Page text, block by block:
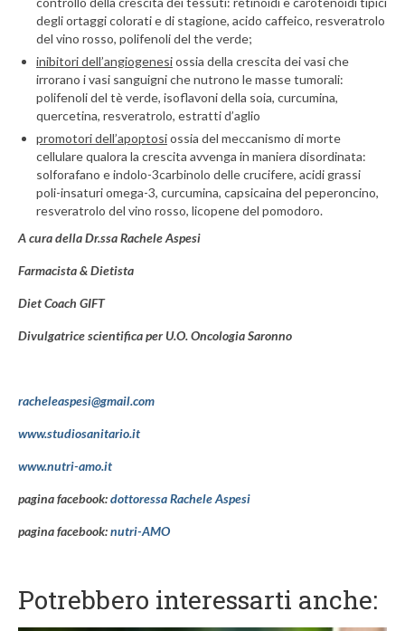
degli ortaggi colorati e di stagione, acido caffeico, resveratrolo
del vino rosso, polifenoli del the verde;
inibitori dell’angiogenesiossia della crescita dei vasi che
irrorano i vasi sanguigni che nutrono le masse tumorali:
polifenoli del tè verde, isoflavoni della soia, curcumina,
quercetina, resveratrolo, estratti d’aglio
promotori dell’apoptosiossia del meccanismo di morte
cellulare qualora la crescita avvenga in maniera disordinata:
solforafano e indolo-3carbinolo delle crucifere, acidi grassi
poli-insaturi omega-3, curcumina, capsicaina del peperoncino,
resveratrolo del vino rosso, licopene del pomodoro.
A cura della Dr.ssa Rachele Aspesi
Farmacista & Dietista
Diet Coach GIFT
Divulgatrice scientifica per U.O. Oncologia Saronno
racheleaspesi@gmail.com
www.studiosanitario.it
www.nutri-amo.it
pagina facebook:dottoressa Rachele Aspesi
pagina facebook:nutri-AMO
Potrebbero interessarti anche: